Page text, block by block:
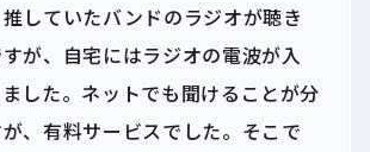
していたバンドのラジオが聴き
が、自宅にはラジオの電波が入
した。ネットでも聞けることが分
、有料サービスでした。そこで